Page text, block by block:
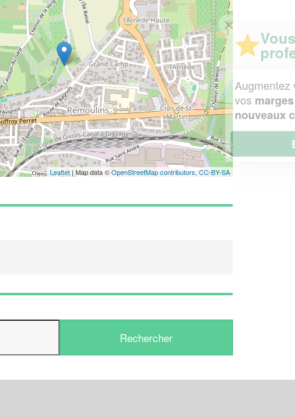
Leaflet | Map data ©OpenStreetMap contributors, CC-BY-SA
✕
Vous êtes un
professionnel ?
Augmentez votrechiffre d'affaireset
vosmargestout en gagnant de
nouveaux clients!
En savoir plus